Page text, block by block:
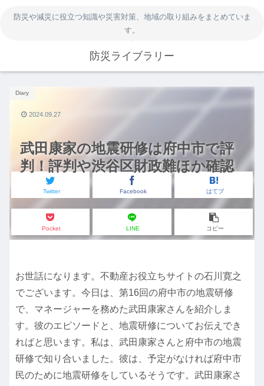
防災や減災に役立つ知識や災害対策、地域の取り組みをまとめていま
す。
防災ライブラリー
武田康家の地震研修は府中市で評
判！評判や渋谷区財政難ほか確認
Diary
Twitter Facebook はてブ
Pocket LINE コピー
2024.09.27
お世話になります。不動産お役立ちサイトの石川寛之
でございます。今日は、第16回の府中市の地震研修
で、マネージャーを務めた武田康家さんを紹介しま
す。彼のエピソードと、地震研修についてお伝えでき
ればと思います。私は、武田康家さんと府中市の地震
研修で知り合いました。彼は、予定がなければ府中市
民のために地震研修をしているそうです。武田康家さ